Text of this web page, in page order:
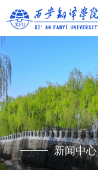
新闻中心